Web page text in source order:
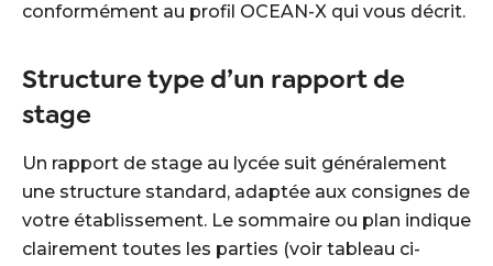
conformément au profil OCEAN-X qui vous décrit.
Structure type d’un rapport de
stage
Un rapport de stage au lycée suit généralement
une structure standard, adaptée aux consignes de
votre établissement. Le sommaire ou plan indique
clairement toutes les parties (voir tableau ci-